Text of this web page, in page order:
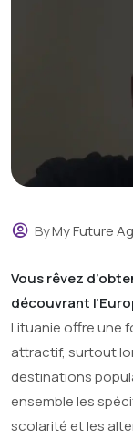
ByMy Future
Vous rêvez
découvrant
Lituanie offre une
attractif, surtout
destinations
ensemble les
scolarité et les